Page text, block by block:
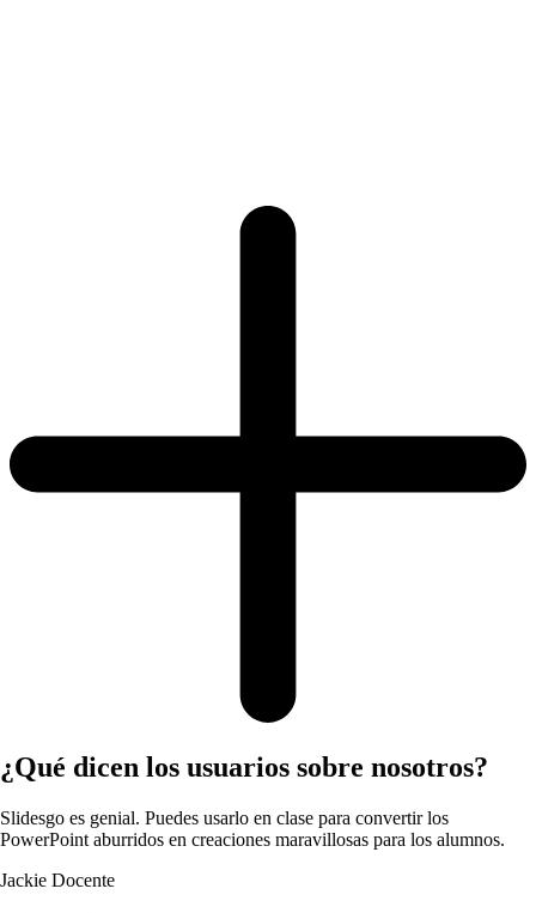
¿Qué dicen los usuarios sobre nosotros?
Slidesgo es genial. Puedes usarlo en clase para convertir los
PowerPoint aburridos en creaciones maravillosas para los alumnos.
Jackie Docente